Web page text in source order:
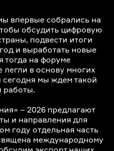
впервые собрались на
обсудить цифровую
подвести итоги
и выработать новые
тогда на форуме
в основу многих
сегодня мы ждем такой
работы.
– 2026 предлагают
и направления для
году отдельная часть
международному